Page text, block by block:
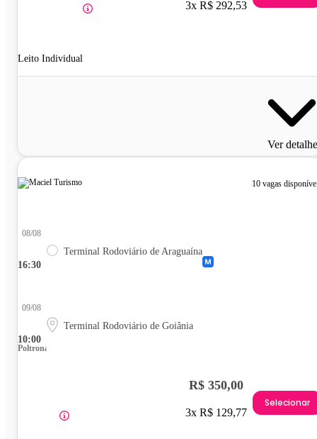
Leito Individual
3x R$ 292,53
Ver
10 vagas
16:30
08/08
Terminal Rodoviário de Araguaína
10:00
09/08
Terminal Rodoviário de Goiânia
Poltrona
R$ 350,00
3x R$ 129,77
Selecionar